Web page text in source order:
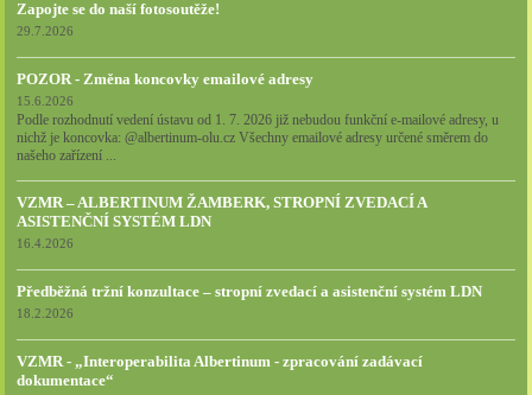
Zapojte se do naší fotosoutěže!
29.7.2026
POZOR - Změna koncovky emailové adresy
15.6.2026
Podle rozhodnutí vedení ústavu od 1. 7. 2026 již nebudou funkční e-mailové adresy, u
nichž je koncovka: @albertinum-olu.cz Všechny emailové adresy určené směrem do
našeho zařízení ...
VZMR – ALBERTINUM ŽAMBERK, STROPNÍ ZVEDACÍ A
ASISTENČNÍ SYSTÉM LDN
16.4.2026
Předběžná tržní konzultace – stropní zvedací a asistenční systém LDN
18.2.2026
VZMR - „Interoperabilita Albertinum - zpracování zadávací
dokumentace“